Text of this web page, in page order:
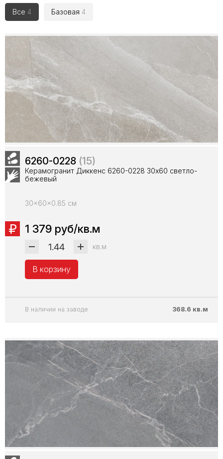
Все 4 Базовая 4
6260-0228 (15)
Керамогранит Диккенс 6260-0228 30х60 светло-
бежевый
30x60x0.85 см
1 379 руб/кв.м
кв.м
В корзину
В наличии на заводе 368.6 кв.м